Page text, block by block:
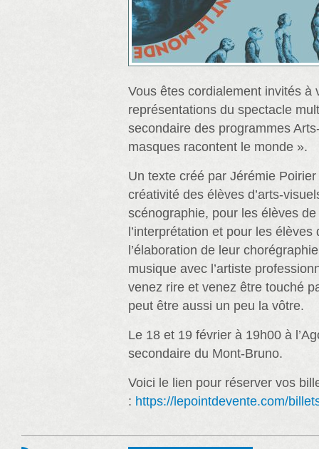
Vous êtes cordialement invités à
représentations du spectacle
secondaire des programmes
masques racontent le monde ».
Un texte créé par Jérémie
créativité des élèves d’arts-
scénographie, pour les élèves
l’interprétation et pour les
l’élaboration de leur
musique avec l’artiste
venez rire et venez être touché
peut être aussi un peu la vôtre.
Le 18 et 19 février à 19h00 à
secondaire du Mont-Bruno.
Voici le lien pour réserver vos
: https://lepointdevente.com/